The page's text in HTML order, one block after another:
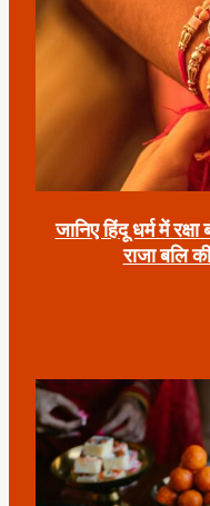
जानिए हिंदू धर्म में
राजा बलि